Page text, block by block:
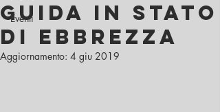
Eventi
Guida in stato
di ebbrezza
Aggiornamento: 4 giu 2019